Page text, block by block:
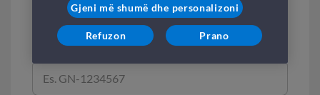
Your Travel
Gjeni më shumë dhe personalizoni
Refuzon Prano